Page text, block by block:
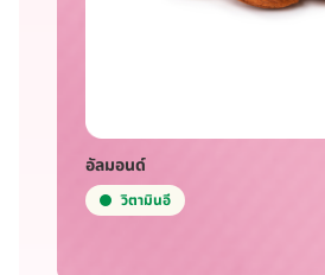
อัลมอนด์
วิตามินอี